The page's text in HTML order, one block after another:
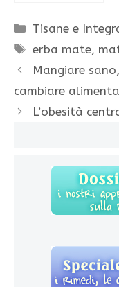
Categorie
Tisane e
Tag
erba mate,
Mangiare
cambiare
L’obesità